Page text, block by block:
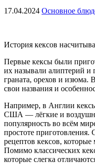
17.04.2024 Основное
История кексов
Первые кексы были
их называли алиптерий и
граната, орехов и изюма.
свои названия и
Например, в Англии
США — лёгкие и
популярность во всём
простоте приготовления.
рецептов кексов,
Помимо классических
которые слегка